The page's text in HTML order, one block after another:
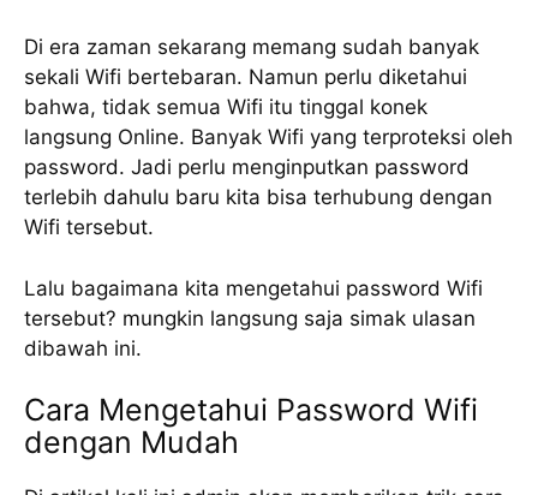
Di era zaman sekarang memang sudah banyak
sekali Wifi bertebaran. Namun perlu diketahui
bahwa, tidak semua Wifi itu tinggal konek
langsung Online. Banyak Wifi yang terproteksi oleh
password. Jadi perlu menginputkan password
terlebih dahulu baru kita bisa terhubung dengan
Wifi tersebut.
Lalu bagaimana kita mengetahui password Wifi
tersebut? mungkin langsung saja simak ulasan
dibawah ini.
Cara Mengetahui Password Wifi
dengan Mudah